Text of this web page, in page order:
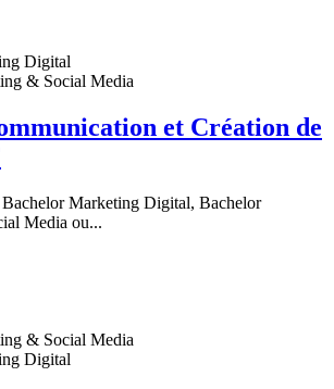
Digital
& Social Media
et Création de
Bachelor Marketing Digital, Bachelor
Media ou...
& Social Media
Digital